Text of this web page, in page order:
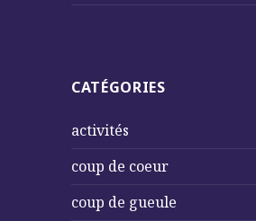
CATÉGORIES
activités
coup de coeur
coup de gueule